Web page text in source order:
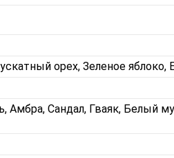
орех, Зеленое яблоко,
Амбра, Сандал, Гваяк, Белый